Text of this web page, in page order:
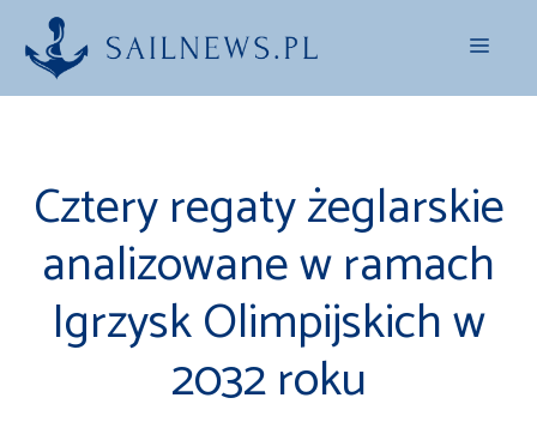
Przejdź
treści
Menu
Cztery regaty żeglarskie
analizowane w ramach
Igrzysk Olimpijskich w
2032 roku